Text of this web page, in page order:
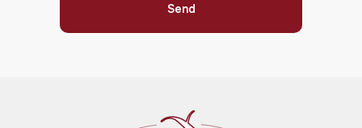
Send